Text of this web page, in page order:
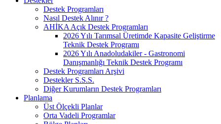
Destek Programları
Nasıl Destek Alınır ?
AHİKA Açık Destek Programları
2026 Yılı Tarımsal Üretimde Kapasite Geliştirme
Teknik Destek Programı
2026 Yılı Anadoludakiler - Gastronomi
Danışmanlığı Teknik Destek Programı
Destek Programları Arşivi
Destekler S.S.S.
Diğer Kurumların Destek Programları
Planlama
Üst Ölçekli Planlar
Orta Vadeli Programlar